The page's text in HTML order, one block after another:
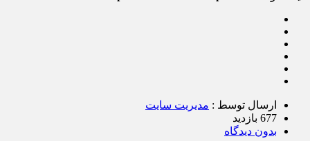
ارسال توسط : مدیریت سایت
677 بازدید
بدون دیدگاه